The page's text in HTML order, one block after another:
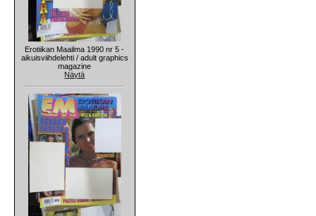
Erotiikan Maailma 1990 nr 5 -
aikuisviihdelehti / adult graphics
magazine
Näytä